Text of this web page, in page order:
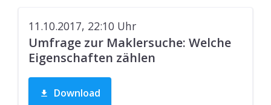
11.10.2017, 22:10 Uhr
Umfrage zur Maklersuche: Welche
Eigenschaften zählen
Download